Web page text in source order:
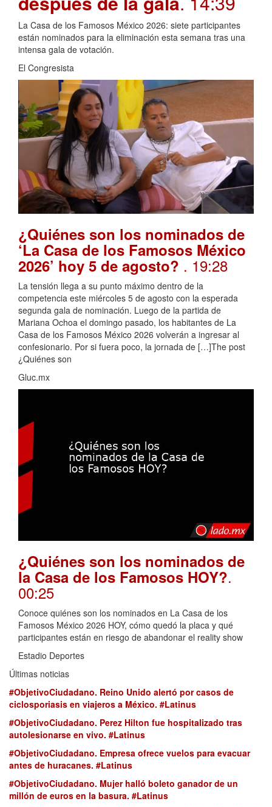
La Casa de los Famosos México 2026: siete participantes
están nominados para la eliminación esta semana tras una
intensa gala de votación.
El Congresista
¿Quiénes son los nominados de
‘La Casa de los Famosos México
2026’ hoy 5 de agosto? . 19:28
La tensión llega a su punto máximo dentro de la
competencia este miércoles 5 de agosto con la esperada
segunda gala de nominación. Luego de la partida de
Mariana Ochoa el domingo pasado, los habitantes de La
Casa de los Famosos México 2026 volverán a ingresar al
confesionario. Por si fuera poco, la jornada de […]The post
¿Quiénes son
Gluc.mx
¿Quiénes son los nominados de
la Casa de los Famosos HOY?.
00:25
Conoce quiénes son los nominados en La Casa de los
Famosos México 2026 HOY, cómo quedó la placa y qué
participantes están en riesgo de abandonar el reality show
Estadio Deportes
Últimas noticias
#ObjetivoCiudadano. Reino Unido alertó por casos de
ciclosporiasis en viajeros a México. #Latinus
#ObjetivoCiudadano. Perez Hilton fue hospitalizado tras
autolesionarse en vivo. #Latinus
#ObjetivoCiudadano. Empresa ofrece vuelos para evacuar
antes de huracanes. #Latinus
#ObjetivoCiudadano. Mujer halló boleto ganador de un
millón de euros en la basura. #Latinus